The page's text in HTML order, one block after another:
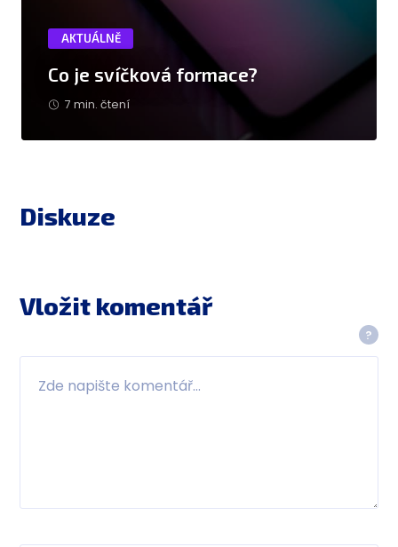
AKTUÁLNĚ
Co je svíčková formace?
7 min. čtení
Diskuze
?
Vložit komentář